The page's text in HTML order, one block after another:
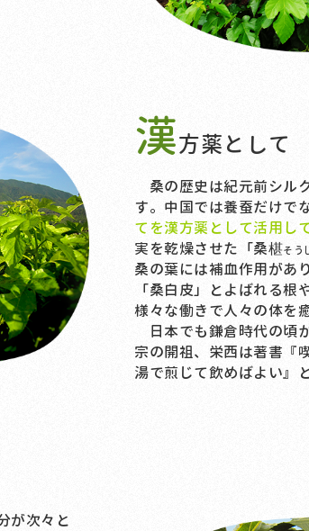
漢方薬として
桑の歴史は紀元前シル
す。中国では養蚕だけで
てを漢方薬として活用し
実を乾燥させた「桑椹そう
桑の葉には補血作用があ
「桑白皮」とよばれる
様々な働きで人々の体を
日本でも鎌倉時代の頃
宗の開祖、栄西は著書『
湯で煎じて飲めばよい』
が次々と